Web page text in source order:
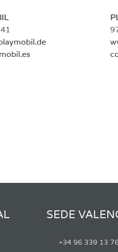
SEDE
+34 96 339 13 76